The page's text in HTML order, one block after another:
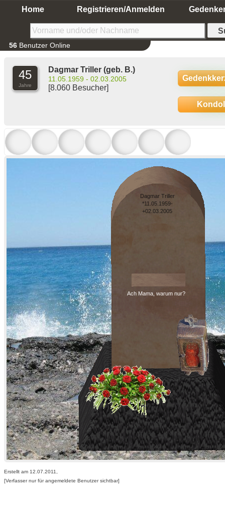
Home Registrieren/Anmelden
56 Benutzer Online
45
Jahre
Dagmar Triller (geb. B.)
11.05.1959 - 02.03.2005
[8.060 Besucher]
Dagmar Triller
*11.05.1959-
+02.03.2005
Ach Mama, warum nur?
Erstellt am 12.07.2011,
[Verfasser nur für angemeldete Benutzer sichtbar]